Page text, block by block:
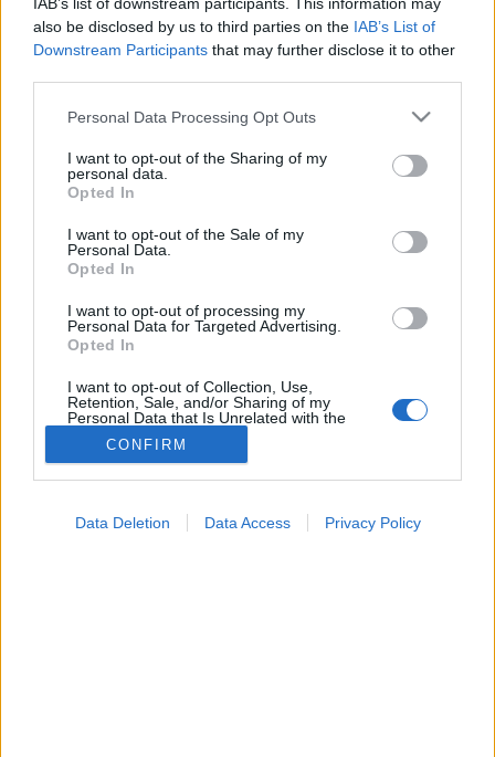
IAB’s list of downstream participants. This information may
also be disclosed by us to third parties on the IAB’s List of
Downstream Participants that may further disclose it to other
Please note that this website/app uses one or more Google
not limited to your visit or usage behaviour. You may click to
grant or deny consent to Google and its third-party tags to
use your data for below specified purposes in below Google
consent section.
Personal Data Processing Opt Outs
I want to opt-out of the Sharing of my
personal data.
Opted In
I want to opt-out of the Sale of my
Personal Data.
Opted In
I want to opt-out of processing my
Personal Data for Targeted Advertising.
Opted In
I want to opt-out of Collection, Use,
Retention, Sale, and/or Sharing of my
Personal Data that Is Unrelated with the
Purposes for which it was collected.
Opted Out
CONFIRM
Data Deletion Data Access Privacy Policy